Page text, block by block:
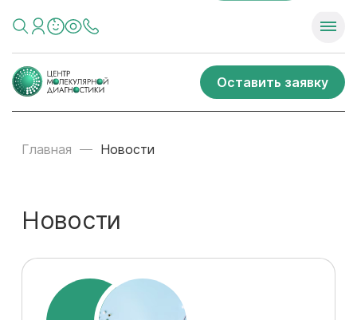
Оставить заявку
Главная Новости
Новости